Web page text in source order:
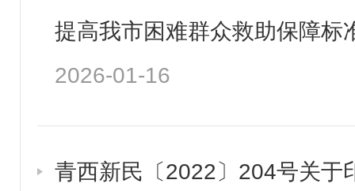
建议提案办理
重大行政决策
提高我市困难群众救助保障标
2026-01-16
青西新民〔2022〕204号关于